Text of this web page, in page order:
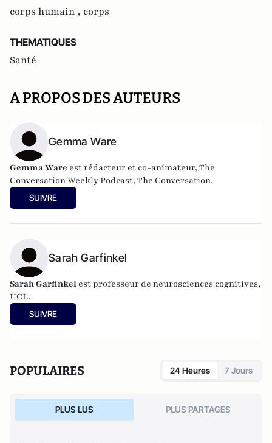
corps humain , corps
THEMATIQUES
Santé
A PROPOS DES AUTEURS
Gemma Ware
Gemma Ware est rédacteur et co-animateur, The
Conversation Weekly Podcast, The Conversation.
SUIVRE
Sarah Garfinkel
Sarah Garfinkel est professeur de neurosciences cognitives,
UCL.
SUIVRE
POPULAIRES 24 Heures 7 Jours
PLUS LUS PLUS PARTAGES